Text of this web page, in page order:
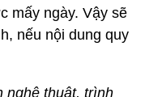
mấy ngày. Vậy sẽ
nếu nội dung quy
nghệ thuật, trình